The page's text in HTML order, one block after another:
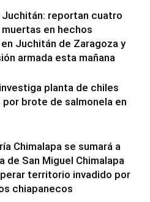
Juchitán: reportan cuatro
en hechos
Juchitán de Zaragoza y
armada esta mañana
planta de chiles
por brote de salmonela en
Chimalapa se sumará a
de San Miguel Chimalapa
territorio invadido por
chiapanecos